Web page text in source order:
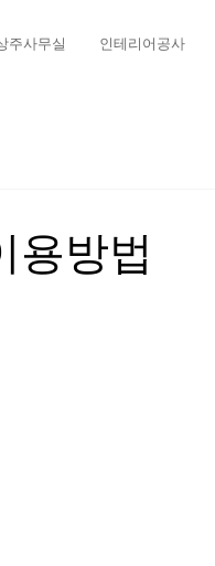
주사무실 인테리어공사
용방법